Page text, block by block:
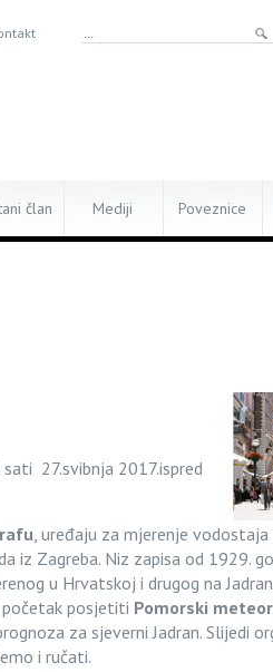
član Mediji Poveznice
27.svibnja 2017.ispred
, uređaju za mjerenje
iz Zagreba. Niz zapisa od 1929.
u Hrvatskoj i drugog na
posjetiti Pomorski
za sjeverni Jadran. Slijedi
i ručati.